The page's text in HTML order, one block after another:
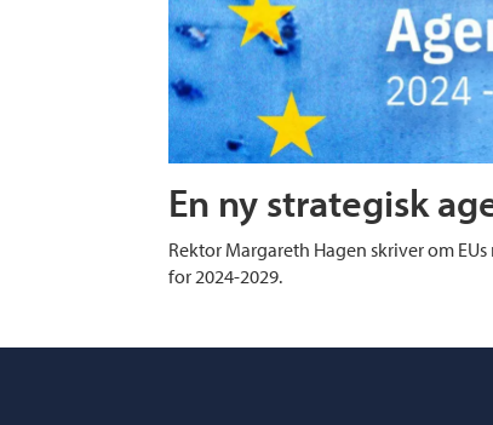
En ny strategisk
Rektor Margareth Hagen skriver om
for 2024-2029.